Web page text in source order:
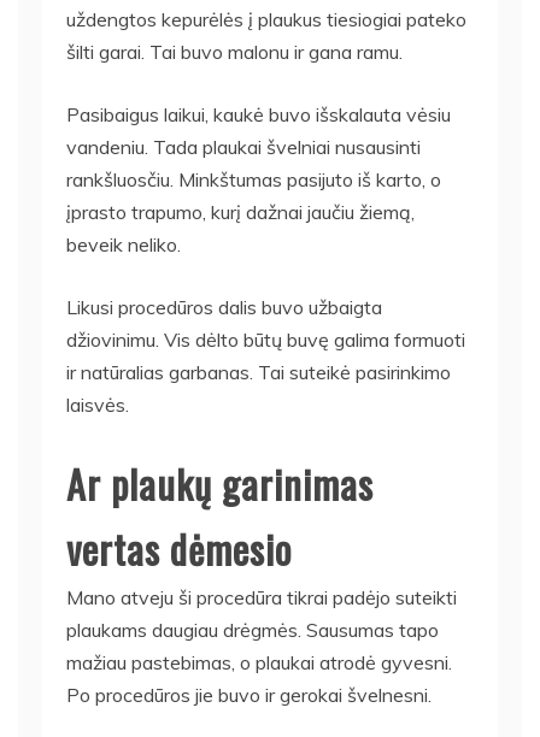
uždengtos kepurėlės į plaukus tiesiogiai pateko
šilti garai. Tai buvo malonu ir gana ramu.
Pasibaigus laikui, kaukė buvo išskalauta vėsiu
vandeniu. Tada plaukai švelniai nusausinti
rankšluosčiu. Minkštumas pasijuto iš karto, o
įprasto trapumo, kurį dažnai jaučiu žiemą,
beveik neliko.
Likusi procedūros dalis buvo užbaigta
džiovinimu. Vis dėlto būtų buvę galima formuoti
ir natūralias garbanas. Tai suteikė pasirinkimo
laisvės.
Ar plaukų garinimas
vertas dėmesio
Mano atveju ši procedūra tikrai padėjo suteikti
plaukams daugiau drėgmės. Sausumas tapo
mažiau pastebimas, o plaukai atrodė gyvesni.
Po procedūros jie buvo ir gerokai švelnesni.